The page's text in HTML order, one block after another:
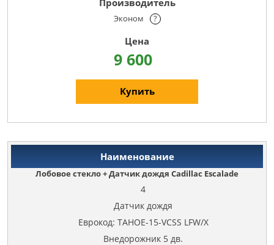
Эконом ?
9 600
Купить
Лобовое стекло + Датчик дождя Cadillac Escalade
4
Датчик дождя
Еврокод: TAHOE-15-VCSS LFW/X
Внедорожник 5 дв.